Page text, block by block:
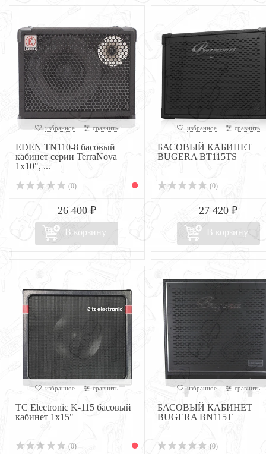
избранное сравнить
EDEN TN110-8 басовый
кабинет серии TerraNova
1x10", ...
(0)
26 400 ₽
В корзину
избранное сравнить
БАСОВЫЙ КАБИНЕТ
BUGERA BT115TS
(0)
27 420 ₽
В корзину
избранное сравнить
TC Electronic K-115 басовый
кабинет 1х15"
(0)
избранное сравнить
БАСОВЫЙ КАБИНЕТ
BUGERA BN115T
(0)